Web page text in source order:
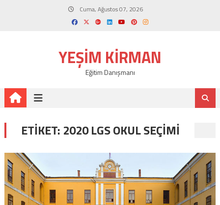
Cuma, Ağustos 07, 2026
YEŞIM KIRMAN
Eğitim Danışmanı
ETIKET: 2020 LGS OKUL SEÇIMI